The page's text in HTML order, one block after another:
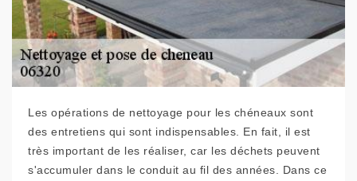
Les opérations de nettoyage pour les chéneaux sont
des entretiens qui sont indispensables. En fait, il est
très important de les réaliser, car les déchets peuvent
s'accumuler dans le conduit au fil des années. Dans ce